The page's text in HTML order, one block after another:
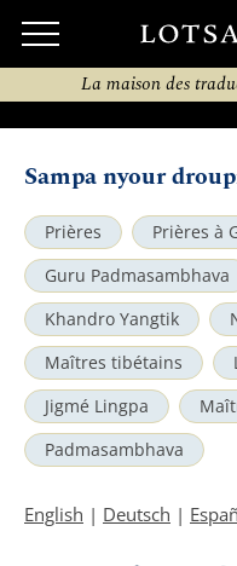
La maison des
Sampa nyour
Prières
Prières à
Guru Padmasambhava
Khandro Yangtik
Maîtres tibétains
Jigmé Lingpa
Padmasambhava
English | Deutsch |